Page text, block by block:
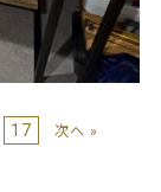
17 次へ »